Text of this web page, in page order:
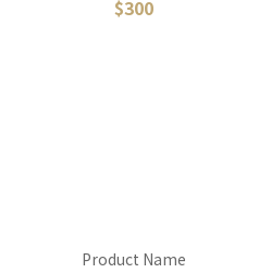
$300
Product Name